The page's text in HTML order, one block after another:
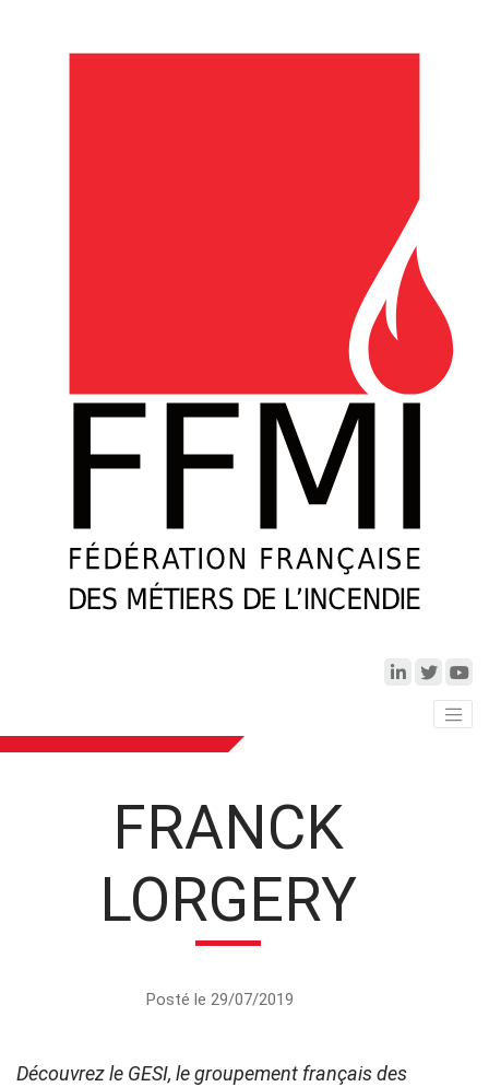
FRANCK
LORGERY
Posté le 29/07/2019
Découvrez le GESI, le groupement français des